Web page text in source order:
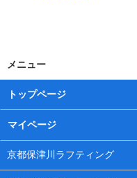
メニュー
トップページ
マイページ
京都保津川ラフティング